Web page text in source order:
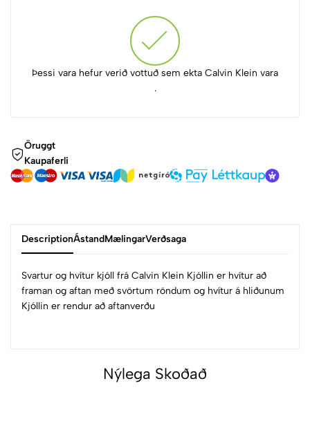
Þessi vara hefur verið vottuð sem ekta Calvin Klein vara
.
Öruggt
Kaupaferli
DescriptionÁstandMælingarVerðsaga
Svartur og hvítur kjóll frá Calvin Klein Kjóllin er hvítur að
framan og aftan með svörtum röndum og hvítur á hliðunum
Kjóllin er rendur að aftanverðu
Nýlega Skoðað